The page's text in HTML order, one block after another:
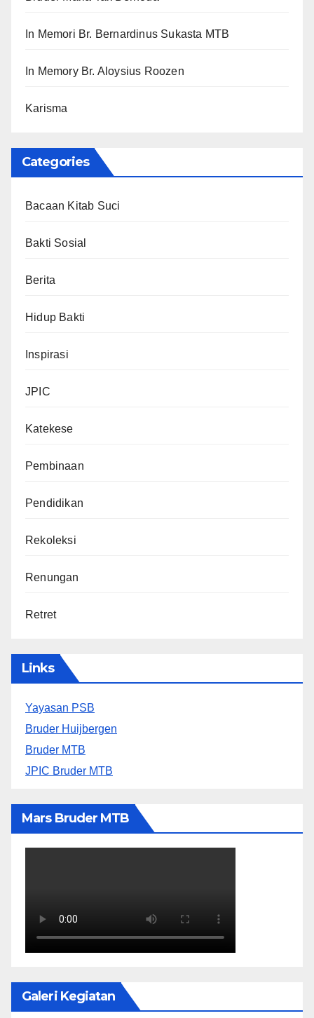
In Memori Br. Bernardinus Sukasta MTB
In Memory Br. Aloysius Roozen
Karisma
Categories
Bacaan Kitab Suci
Bakti Sosial
Berita
Hidup Bakti
Inspirasi
JPIC
Katekese
Pembinaan
Pendidikan
Rekoleksi
Renungan
Retret
Links
Yayasan PSB
Bruder Huijbergen
Bruder MTB
JPIC Bruder MTB
Mars Bruder MTB
Galeri Kegiatan